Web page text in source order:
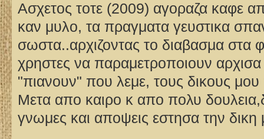
Ασχετος τοτε (2009) αγοραζα καφε
καν μυλο, τα πραγματα γευστικα
σωστα..αρχιζοντας το διαβασμα στα
χρηστες να παραμετροποιουν
"πιανουν" που λεμε, τους δικους μου
Μετα απο καιρο κ απο πολυ
γνωμες και αποψεις εστησα την